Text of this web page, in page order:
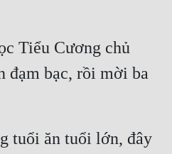
Tiểu Cương chủ
đạm bạc, rồi mời ba
tuổi ăn tuổi lớn, đây